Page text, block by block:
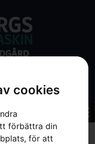
cookies
förbättra din
för att